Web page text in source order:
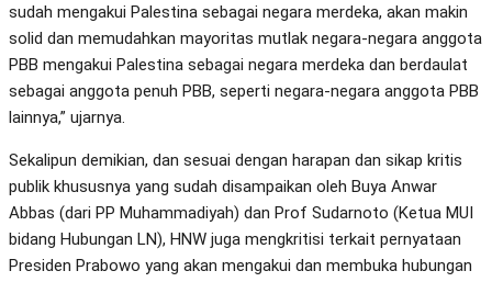
sudah mengakui Palestina sebagai negara merdeka, akan makin
solid dan memudahkan mayoritas mutlak negara-negara anggota
PBB mengakui Palestina sebagai negara merdeka dan berdaulat
sebagai anggota penuh PBB, seperti negara-negara anggota PBB
lainnya,” ujarnya.
Sekalipun demikian, dan sesuai dengan harapan dan sikap kritis
publik khususnya yang sudah disampaikan oleh Buya Anwar
Abbas (dari PP Muhammadiyah) dan Prof Sudarnoto (Ketua MUI
bidang Hubungan LN), HNW juga mengkritisi terkait pernyataan
Presiden Prabowo yang akan mengakui dan membuka hubungan